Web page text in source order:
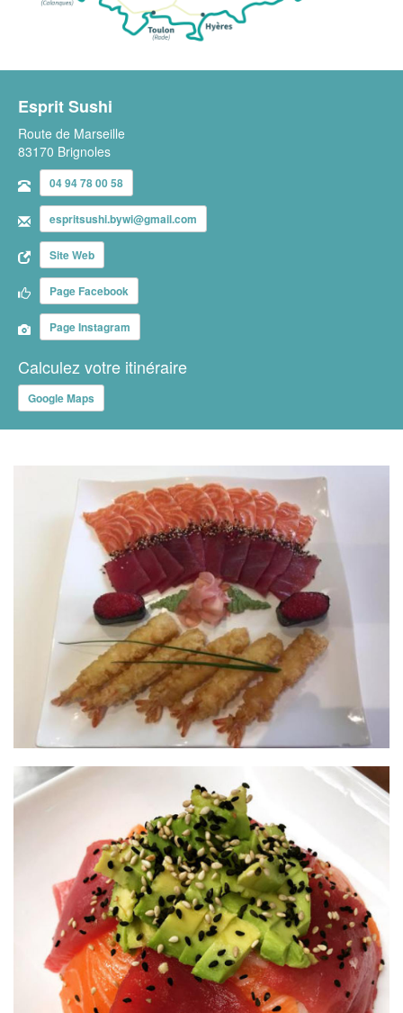
Esprit Sushi
Route de Marseille
83170 Brignoles
04 94 78 00 58
espritsushi.bywi@gmail.com
Site Web
Page Facebook
Page Instagram
Calculez votre itinéraire
Google Maps